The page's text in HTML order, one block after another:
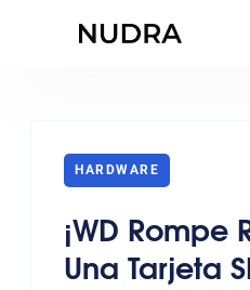
HARDWARE
¡WD Rompe
Una Tarjeta